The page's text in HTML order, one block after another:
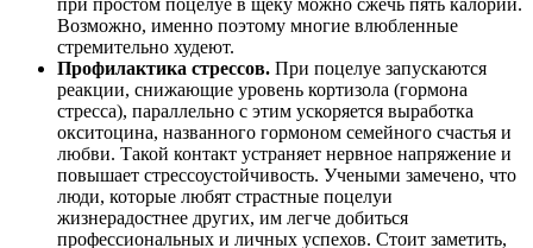
Возможно, именно поэтому многие влюбленные
стремительно худеют.
Профилактика стрессов. При поцелуе запускаются
реакции, снижающие уровень кортизола (гормона
стресса), параллельно с этим ускоряется выработка
окситоцина, названного гормоном семейного счастья и
любви. Такой контакт устраняет нервное напряжение и
повышает стрессоустойчивость. Учеными замечено, что
люди, которые любят страстные поцелуи
жизнерадостнее других, им легче добиться
профессиональных и личных успехов. Стоит заметить,